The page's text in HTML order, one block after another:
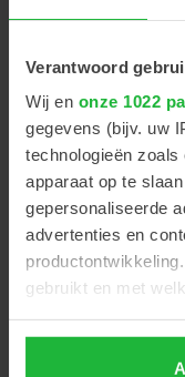
Verantwoord
Wij en onze 1022
gegevens (bijv. uw
technologieën
apparaat op te
gepersonaliseerde
advertenties en
gebruikt en met
Als u het toestaat,
Informatie